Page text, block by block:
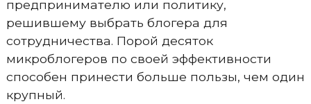
предпринимателю или политику,
решившему выбрать блогера для
сотрудничества. Порой десяток
микроблогеров по своей эффективности
способен принести больше пользы, чем один
крупный.